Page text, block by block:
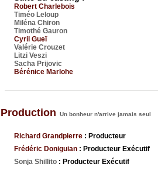
Robert Charlebois
Timéo Leloup
Miléna Chiron
Timothé Gauron
Cyril Gueï
Valérie Crouzet
Litzi Veszi
Sacha Prijovic
Bérénice Marlohe
Production Un bonheur n'arrive jamais seul
Richard Grandpierre : Producteur
Frédéric Doniguian : Producteur Exécutif
Sonja Shillito : Producteur Exécutif